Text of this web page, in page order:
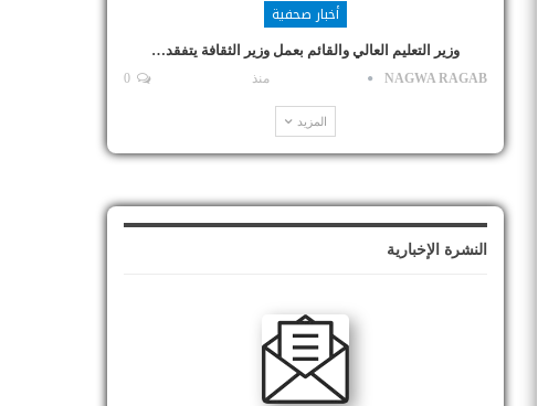
أخبار صحفية
وزير التعليم العالي والقائم بعمل وزير الثقافة يتفقد…
NAGWA RAGAB منذ
المزيد
النشرة الإخبارية